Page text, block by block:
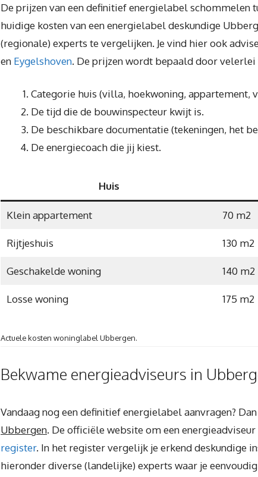
De prijzen van een definitief energielabel schommelen
huidige kosten van een energielabel deskundige
(regionale) experts te vergelijken. Je vind hier ook
en Eygelshoven. De prijzen wordt bepaald door velerlei
Categorie huis (villa, hoekwoning, appartement,
De tijd die de bouwinspecteur kwijt is.
De beschikbare documentatie (tekeningen, het
De energiecoach die jij kiest.
Huis
Klein appartement 70 m2
Rijtjeshuis 130 m2
Geschakelde woning 140 m2
Losse woning 175 m2
Actuele kosten woninglabel Ubbergen.
Bekwame energieadviseurs in
Vandaag nog een definitief energielabel aanvragen?
Ubbergen. De officiële website om een
register. In het register vergelijk je erkend deskundige
hieronder diverse (landelijke) experts waar je